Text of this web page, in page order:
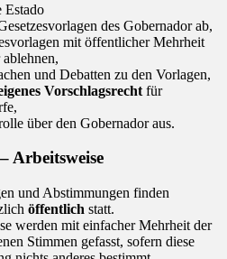
Estado
des Gobernador ab,
mit öffentlicher Mehrheit
und Debatten zu den Vorlagen,
Vorschlagsrecht für
über den Gobernador aus.
Arbeitsweise
und Abstimmungen finden
öffentlich statt.
werden mit einfacher Mehrheit der
Stimmen gefasst, sofern diese